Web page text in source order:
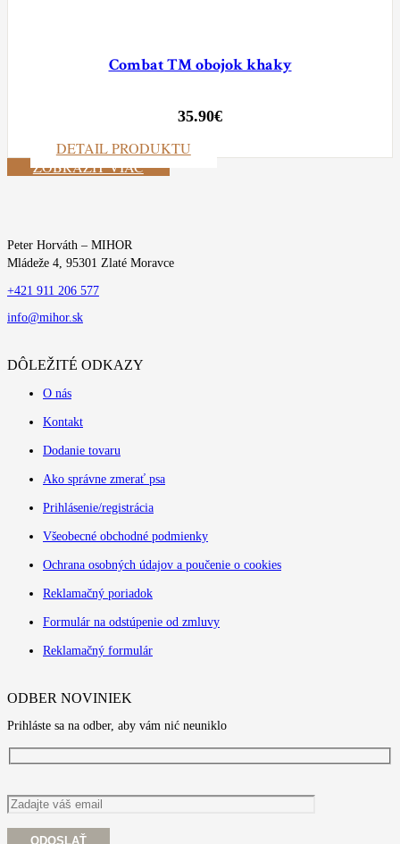
Combat TM obojok khaky
35.90€
DETAIL PRODUKTU
ZOBRAZIŤ VIAC
Peter Horváth – MIHOR
Mládeže 4, 95301 Zlaté Moravce
+421 911 206 577
info@mihor.sk
DÔLEŽITÉ ODKAZY
O nás
Kontakt
Dodanie tovaru
Ako správne zmerať psa
Prihlásenie/registrácia
Všeobecné obchodné podmienky
Ochrana osobných údajov a poučenie o cookies
Reklamačný poriadok
Formulár na odstúpenie od zmluvy
Reklamačný formulár
ODBER NOVINIEK
Prihláste sa na odber, aby vám nić neuniklo